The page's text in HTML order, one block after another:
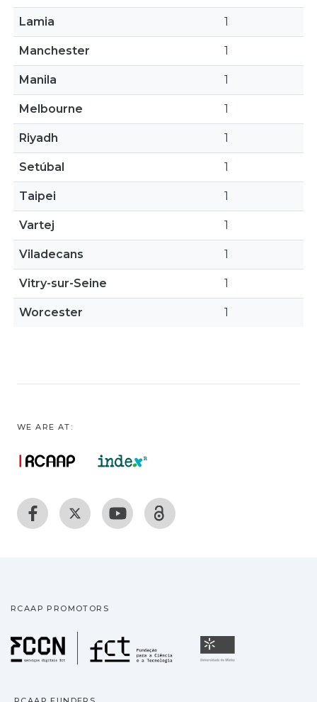
Lamia 1
Manchester 1
Manila 1
Melbourne 1
Riyadh 1
Setúbal 1
Taipei 1
Vartej 1
Viladecans 1
Vitry-sur-Seine 1
Worcester 1
WE ARE AT:
RCAAP PROMOTORS
Fundação para a